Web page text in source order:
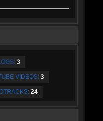
3
VIDEOS: 3
24